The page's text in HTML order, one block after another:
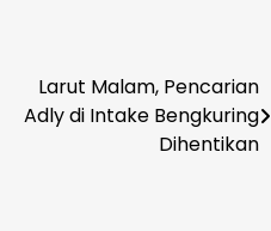
Larut Malam, Pencarian
Adly di Intake Bengkuring
Dihentikan